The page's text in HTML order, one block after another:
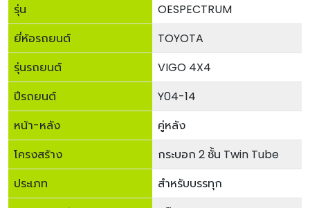
รุ่น
OESPECTRUM
ยี่ห้อรถยนต์
TOYOTA
รุ่นรถยนต์
VIGO 4X4
ปีรถยนต์
Y04-14
หน้า-หลัง
คู่หลัง
โครงสร้าง
กระบอก 2 ชั้น Twin Tube
ประเภท
สำหรับบรรทุก